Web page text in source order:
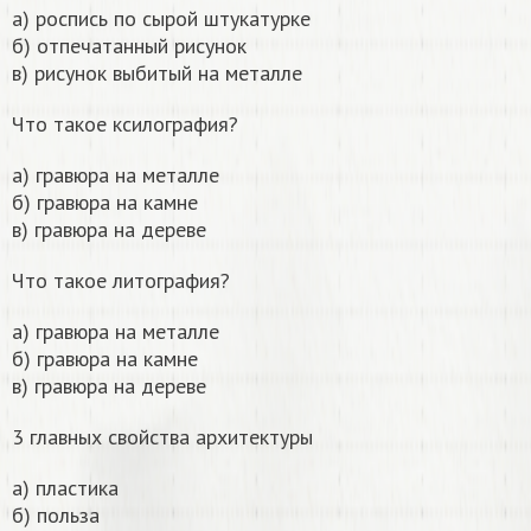
а) роспись по сырой штукатурке
б) отпечатанный рисунок
в) рисунок выбитый на металле
Что такое ксилография?
а) гравюра на металле
б) гравюра на камне
в) гравюра на дереве
Что такое литография?
а) гравюра на металле
б) гравюра на камне
в) гравюра на дереве
3 главных свойства архитектуры
а) пластика
б) польза